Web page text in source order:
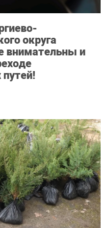
округа
внимательны и